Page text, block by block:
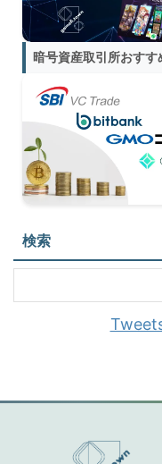
暗号資産取引所おすす
検索